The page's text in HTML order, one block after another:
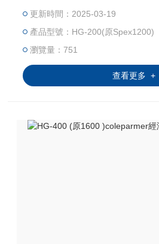
計。它采用多角度水平高頻震
mL樣品瓶，適用于細胞
壤、巖石等硬質材料的研磨
(shù)字計時器、透明大蓋及
于樣品處理。
更新時間：2025-03-19
產品型號：HG-200(原Spex1200)
瀏覽量：751
查看更多 +